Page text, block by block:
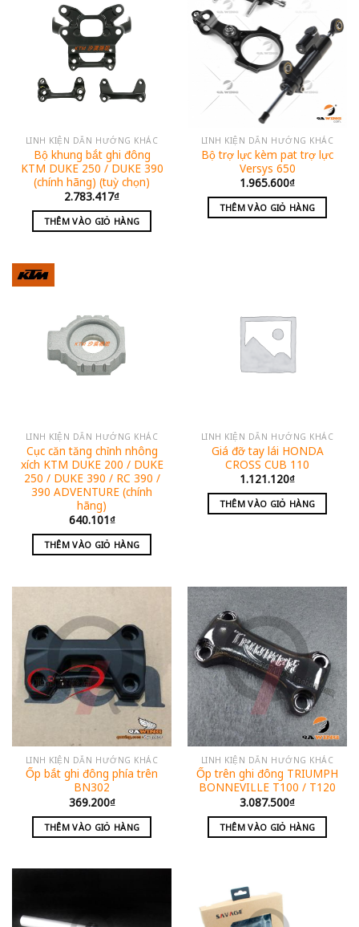
LINH KIỆN DẪN HƯỚNG KHÁC
Bộ khung bắt ghi đông
KTM DUKE 250 / DUKE 390
(chính hãng) (tuỳ chọn)
2.783.417₫
THÊM VÀO GIỎ HÀNG
LINH KIỆN DẪN HƯỚNG KHÁC
Bộ trợ lực kèm pat trợ lực
Versys 650
1.965.600₫
THÊM VÀO GIỎ HÀNG
LINH KIỆN DẪN HƯỚNG KHÁC
Cục căn tăng chỉnh nhông
xích KTM DUKE 200 / DUKE
250 / DUKE 390 / RC 390 /
390 ADVENTURE (chính
hãng)
640.101₫
THÊM VÀO GIỎ HÀNG
LINH KIỆN DẪN HƯỚNG KHÁC
Giá đỡ tay lái HONDA
CROSS CUB 110
1.121.120₫
THÊM VÀO GIỎ HÀNG
LINH KIỆN DẪN HƯỚNG KHÁC
Ốp bắt ghi đông phía trên
BN302
369.200₫
THÊM VÀO GIỎ HÀNG
LINH KIỆN DẪN HƯỚNG KHÁC
Ốp trên ghi đông TRIUMPH
BONNEVILLE T100 / T120
3.087.500₫
THÊM VÀO GIỎ HÀNG